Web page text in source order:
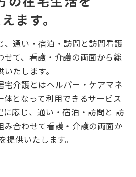
ます。
、通い・宿泊・訪問と訪問看護
て、 看護・介護の両面から総
たします。
宅介護とはヘルパー・ケアマネ
体となって利用できるサービス
に応じ、通い・宿泊・訪問と 訪
み合わせて看護・介護の両面か
提供いたします。